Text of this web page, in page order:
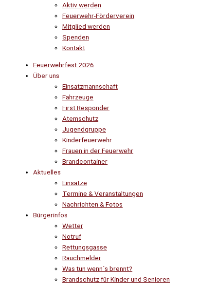
Aktiv werden
Feuerwehr-Förderverein
Mitglied werden
Spenden
Kontakt
Feuerwehrfest 2026
Über uns
Einsatzmannschaft
Fahrzeuge
First Responder
Atemschutz
Jugendgruppe
Kinderfeuerwehr
Frauen in der Feuerwehr
Brandcontainer
Aktuelles
Einsätze
Termine & Veranstaltungen
Nachrichten & Fotos
Bürgerinfos
Wetter
Notruf
Rettungsgasse
Rauchmelder
Was tun wenn´s brennt?
Brandschutz für Kinder und Senioren